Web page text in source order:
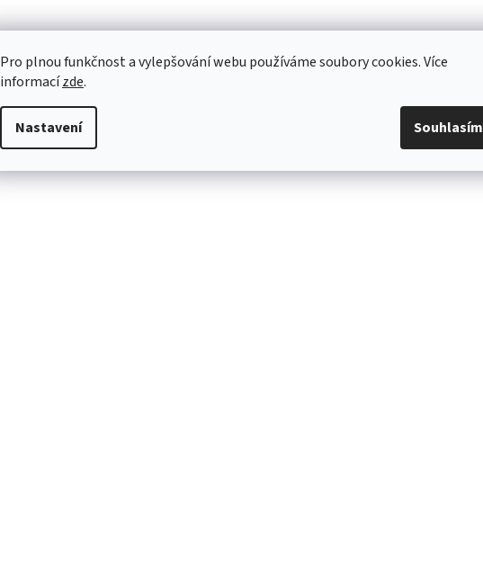
Pro plnou funkčnost a vylepšování webu používáme soubory cookies. Více
informacízde.
Nastavení Souhlasím